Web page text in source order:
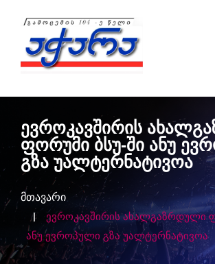
ევროკავშირის
ფორუმი ბსუ-ში ანუ
გზა უალტერნატივოა
მთავარი
ევროკავშირის ახალგაზრდული
ანუ ევროპული გზა უალტერნატივოა